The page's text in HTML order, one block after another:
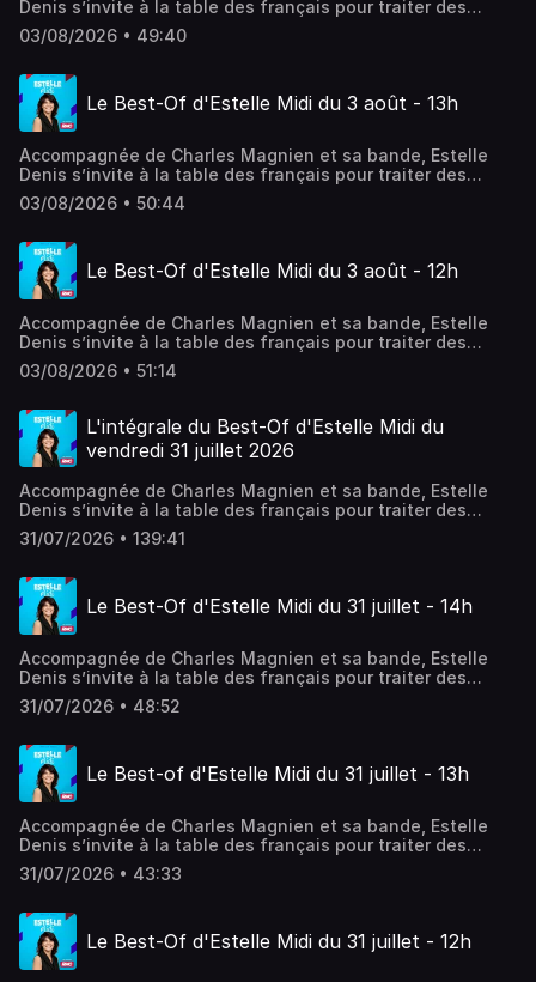
Denis s’invite à la table des français pour traiter des
sujets qui font leur quotidien. Société, conso, actualité,
débats, coup de gueule, coups de cœurs… En simultané
03/08/2026 • 49:40
Le Best-Of d'Estelle Midi du 3 août - 13h
Accompagnée de Charles Magnien et sa bande, Estelle
Denis s’invite à la table des français pour traiter des
sujets qui font leur quotidien. Société, conso, actualité,
débats, coup de gueule, coups de cœurs… En simultané
03/08/2026 • 50:44
Le Best-Of d'Estelle Midi du 3 août - 12h
Accompagnée de Charles Magnien et sa bande, Estelle
Denis s’invite à la table des français pour traiter des
sujets qui font leur quotidien. Société, conso, actualité,
débats, coup de gueule, coups de cœurs… En simultané
03/08/2026 • 51:14
L'intégrale du Best-Of d'Estelle Midi du
vendredi 31 juillet 2026
Accompagnée de Charles Magnien et sa bande, Estelle
Denis s’invite à la table des français pour traiter des
sujets qui font leur quotidien. Société, conso, actualité,
débats, coup de gueule, coups de cœurs… En simultané
31/07/2026 • 139:41
Le Best-Of d'Estelle Midi du 31 juillet - 14h
Accompagnée de Charles Magnien et sa bande, Estelle
Denis s’invite à la table des français pour traiter des
sujets qui font leur quotidien. Société, conso, actualité,
débats, coup de gueule, coups de cœurs… En simultané
31/07/2026 • 48:52
Le Best-of d'Estelle Midi du 31 juillet - 13h
Accompagnée de Charles Magnien et sa bande, Estelle
Denis s’invite à la table des français pour traiter des
sujets qui font leur quotidien. Société, conso, actualité,
débats, coup de gueule, coups de cœurs… En simultané
31/07/2026 • 43:33
Le Best-Of d'Estelle Midi du 31 juillet - 12h